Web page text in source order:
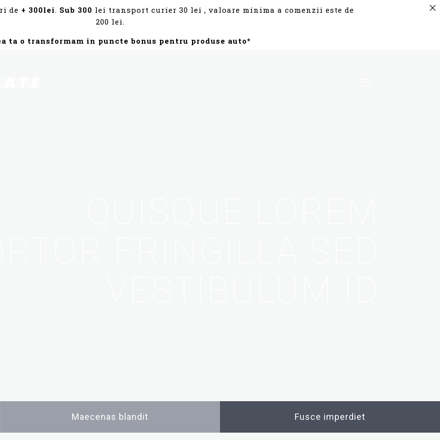
de + 300lei. Sub 300 lei transport curier 30 lei , valoare minima a comenzii este de
200 lei.
ta o transformam in puncte bonus pentru produse auto*
Maecenas blandit Fusce imperdiet